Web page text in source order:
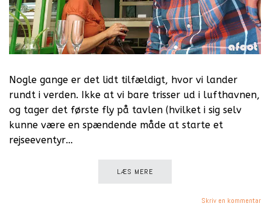
Nogle gange er det lidt tilfældigt, hvor vi lander
rundt i verden. Ikke at vi bare trisser ud i lufthavnen,
og tager det første fly på tavlen (hvilket i sig selv
kunne være en spændende måde at starte et
rejseeventyr…
LÆS MERE
Skriv en kommentar